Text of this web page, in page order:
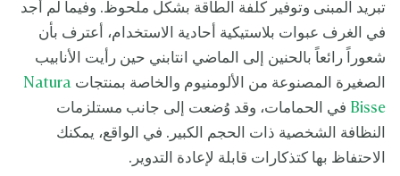
تبريد المبنى وتوفير كلفة الطاقة بشكل ملحوظ. وفيما لم أجد
في الغرف عبوات بلاستيكية أحادية الاستخدام، أعترف بأن
شعوراً رائعاً بالحنين إلى الماضي انتابني حين رأيت الأنابيب
الصغيرة المصنوعة من الألومنيوم والخاصة بمنتجات Natura
Bisse في الحمامات، وقد وُضعت إلى جانب مستلزمات
النظافة الشخصية ذات الحجم الكبير. في الواقع، يمكنك
الاحتفاظ بها كتذكارات قابلة لإعادة التدوير.